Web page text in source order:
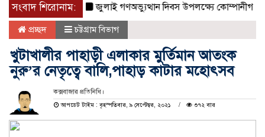
সংবাদ শিরোনাম:জুলাই গণঅভ্যুত্থান দিবস উপলক্ষ্যে কোম্পানীগঞ্জে ১১
প্রচ্ছদ চট্টগ্রাম বিভাগ
খুটাখালীর পাহাড়ী এলাকার মুর্তিমান আতংক
নুরু’র নেতৃত্বে বালি,পাহাড় কাটার মহোৎসব
কক্সবাজার প্রতিনিধি।
আপডেট টাইম : বৃহস্পতিবার, ৯ সেপ্টেম্বর, ২০২১
৩৭২ বার